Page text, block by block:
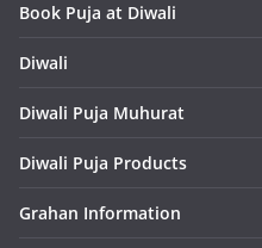
Book Puja at Diwali
Diwali
Diwali Puja Muhurat
Diwali Puja Products
Grahan Information